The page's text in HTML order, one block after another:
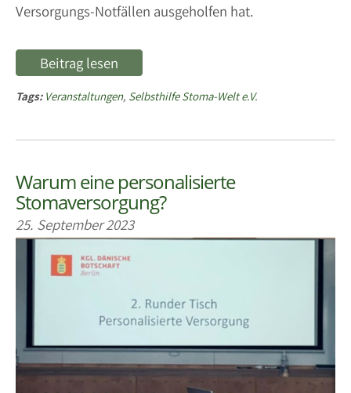
Versorgungs-Notfällen ausgeholfen hat.
Beitrag lesen
Tags: Veranstaltungen, Selbsthilfe Stoma-Welt e.V.
Warum eine personalisierte
Stomaversorgung?
25. September 2023